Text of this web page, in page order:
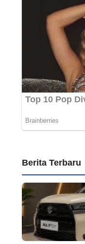
Berita Terbaru